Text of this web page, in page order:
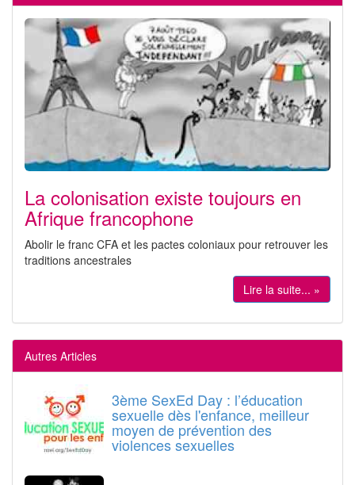
La colonisation existe toujours en
Afrique francophone
Abolir le franc CFA et les pactes coloniaux pour retrouver les
traditions ancestrales
Lire la suite... »
Autres Articles
3ème SexEd Day : l’éducation
sexuelle dès l'enfance, meilleur
moyen de prévention des
violences sexuelles